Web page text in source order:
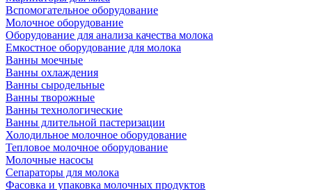
Вспомогательное оборудование
Молочное оборудование
Оборудование для анализа качества молока
Емкостное оборудование для молока
Ванны моечные
Ванны охлаждения
Ванны сыродельные
Ванны творожные
Ванны технологические
Ванны длительной пастеризации
Холодильное молочное оборудование
Тепловое молочное оборудование
Молочные насосы
Сепараторы для молока
Фасовка и упаковка молочных продуктов